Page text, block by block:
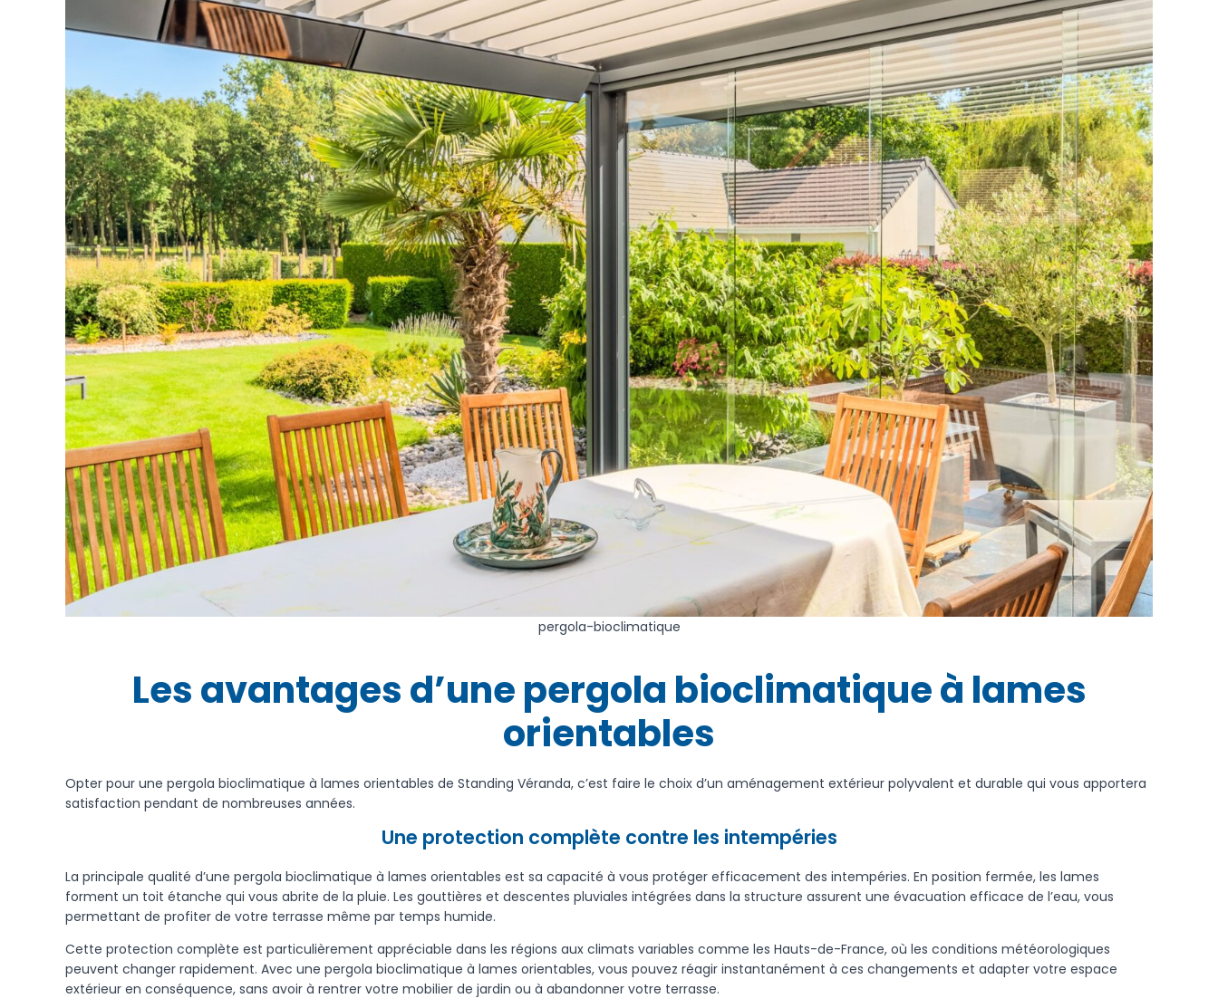
pergola-bioclimatique
Les avantages d’une pergola bioclimatique à lames
orientables
Opter pour une pergola bioclimatique à lames orientables de Standing Véranda, c’est faire le choix d’un aménagement extérieur polyvalent et durable qui vous apportera
satisfaction pendant de nombreuses années.
Une protection complète contre les intempéries
La principale qualité d’une pergola bioclimatique à lames orientables est sa capacité à vous protéger efficacement des intempéries. En position fermée, les lames
forment un toit étanche qui vous abrite de la pluie. Les gouttières et descentes pluviales intégrées dans la structure assurent une évacuation efficace de l’eau, vous
permettant de profiter de votre terrasse même par temps humide.
Cette protection complète est particulièrement appréciable dans les régions aux climats variables comme les Hauts-de-France, où les conditions météorologiques
peuvent changer rapidement. Avec une pergola bioclimatique à lames orientables, vous pouvez réagir instantanément à ces changements et adapter votre espace
extérieur en conséquence, sans avoir à rentrer votre mobilier de jardin ou à abandonner votre terrasse.